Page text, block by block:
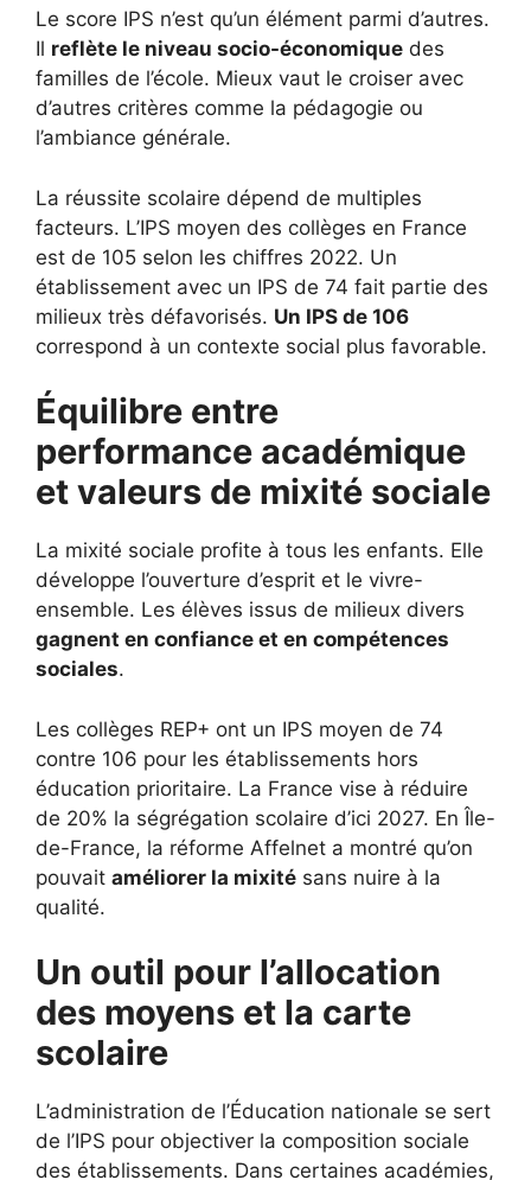
Le score IPS n’est qu’un élément parmi d’autres.
Il reflète le niveau socio-économique des
familles de l’école. Mieux vaut le croiser avec
d’autres critères comme la pédagogie ou
l’ambiance générale.
La réussite scolaire dépend de multiples
facteurs. L’IPS moyen des collèges en France
est de 105 selon les chiffres 2022. Un
établissement avec un IPS de 74 fait partie des
milieux très défavorisés. Un IPS de 106
correspond à un contexte social plus favorable.
Équilibre entre
performance académique
et valeurs de mixité sociale
La mixité sociale profite à tous les enfants. Elle
développe l’ouverture d’esprit et le vivre-
ensemble. Les élèves issus de milieux divers
gagnent en confiance et en compétences
sociales.
Les collèges REP+ ont un IPS moyen de 74
contre 106 pour les établissements hors
éducation prioritaire. La France vise à réduire
de 20% la ségrégation scolaire d’ici 2027. En Île-
de-France, la réforme Affelnet a montré qu’on
pouvait améliorer la mixité sans nuire à la
qualité.
Un outil pour l’allocation
des moyens et la carte
scolaire
L’administration de l’Éducation nationale se sert
de l’IPS pour objectiver la composition sociale
des établissements. Dans certaines académies,